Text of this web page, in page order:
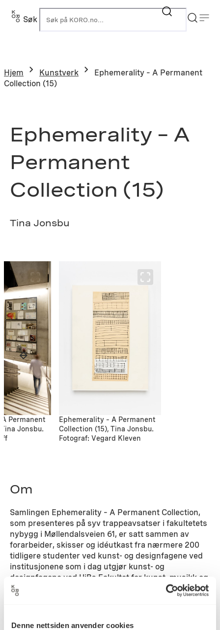
Denne nettsiden anvender cookies
Hopp
Søk
Hjem Kunstverk
Ephemerality – A Permanent
Collection (15)
Ephemerality – A
Permanent
Collection (15)
Tina Jonsbu
Permanent
Jonsbu.
Ephemerality – A Permanent
Collection (15), Tina Jonsbu.
Fotograf: Vegard Kleven
Om
Samlingen Ephemerality – A Permanent Collection,
som presenteres på syv trappeavsatser i fakultetets
nybygg i Møllendalsveien 61, er satt sammen av
forarbeider, skisser og idéutkast fra nærmere 200
tidligere studenter ved kunst- og designfagene ved
institusjonene som i dag utgjør kunst- og
designfagene ved UiBs Fakultet for kunst, musikk og
design. Flere kunstprosjekter skal gjennomføres
mellom 2018 og 2020. Disse prosjektene skal være
mellom fakultetet, det øvrige kunstfeltet i Bergen og